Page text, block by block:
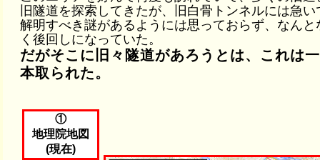
旧隧道を探索してきたが、旧白骨トンネルには急い
解明すべき謎があるようには思っておらず、なんと
く後回しになっていた。
だがそこに旧々隧道があろうとは、これは一
本取られた。
①
地理院地図
(現在)